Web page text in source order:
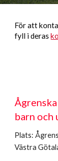
För att
fyll i deras
barn och
Plats:
Västra